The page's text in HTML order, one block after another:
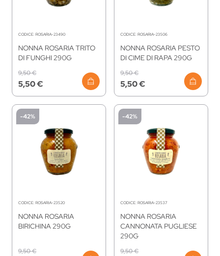
CODICE: ROSARIA-23490
NONNA ROSARIA TRITO
DI FUNGHI 290G
5,50 €
9,50 €
CODICE: ROSARIA-23506
NONNA ROSARIA PESTO
DI CIME DI RAPA 290G
5,50 €
9,50 €
-42%
CODICE: ROSARIA-23520
NONNA ROSARIA
BIRICHINA 290G
9,50 €
-42%
CODICE: ROSARIA-23537
NONNA ROSARIA
CANNONATA PUGLIESE
290G
9,50 €